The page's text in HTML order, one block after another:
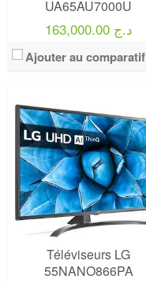
UA65AU7000U
163,000.00 د.ج
Ajouter au comparatif
Téléviseurs LG
55NANO866PA
Marque:LG
Prix:75000
Définition:UHD TV
View Details →